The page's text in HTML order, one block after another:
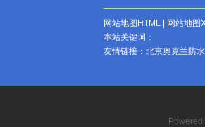
网站地图HTML
网站地图
本站关键词：
友情链接： 北京奥克兰防水
Powered